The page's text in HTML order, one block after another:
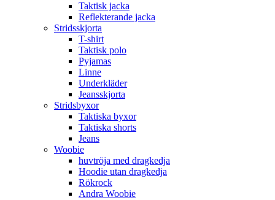
Taktisk jacka
Reflekterande jacka
Stridsskjorta
T-shirt
Taktisk polo
Pyjamas
Linne
Underkläder
Jeansskjorta
Stridsbyxor
Taktiska byxor
Taktiska shorts
Jeans
Woobie
huvtröja med dragkedja
Hoodie utan dragkedja
Rökrock
Andra Woobie